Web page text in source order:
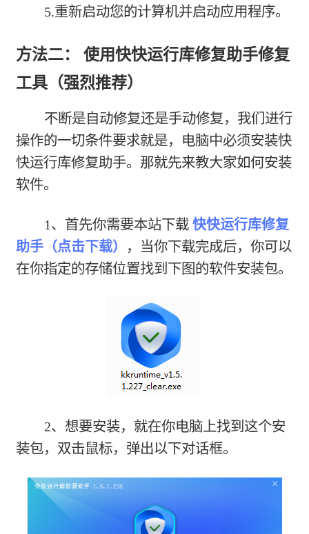
5.重新启动您的计算机并启动应用程序。
方法二： 使用快快运行库修复助手修复
工具（强烈推荐）
不断是自动修复还是手动修复，我们进行
操作的一切条件要求就是，电脑中必须安装快
快运行库修复助手。那就先来教大家如何安装
软件。
1、首先你需要本站下载 快快运行库修复
助手（点击下载）
，当你下载完成后，你可以
在你指定的存储位置找到下图的软件安装包。
2、想要安装，就在你电脑上找到这个安
装包，双击鼠标，弹出以下对话框。